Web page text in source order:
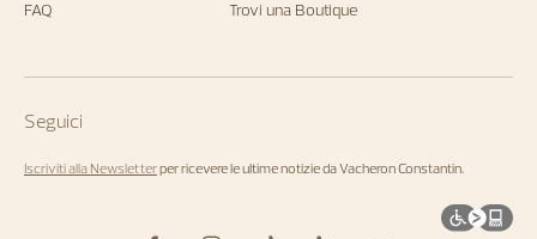
FAQ
Trovi una Boutique
Seguici
Iscriviti alla Newsletterper ricevere le ultime notizie da Vacheron Constantin.